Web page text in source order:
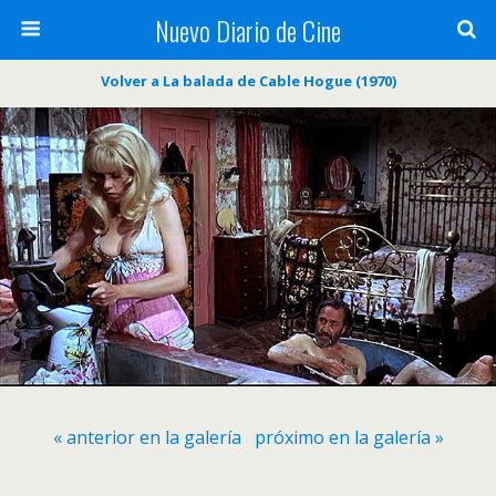
Nuevo Diario de Cine
Volver a La balada de Cable Hogue (1970)
« anterior en la galería próximo en la galería »